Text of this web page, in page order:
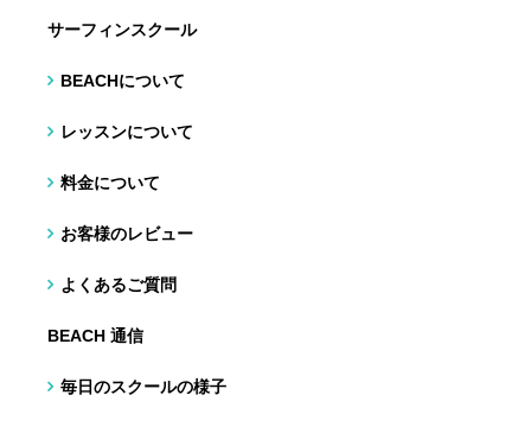
サーフィンスクール
BEACHについて
レッスンについて
料金について
お客様のレビュー
よくあるご質問
BEACH 通信
毎日のスクールの様子